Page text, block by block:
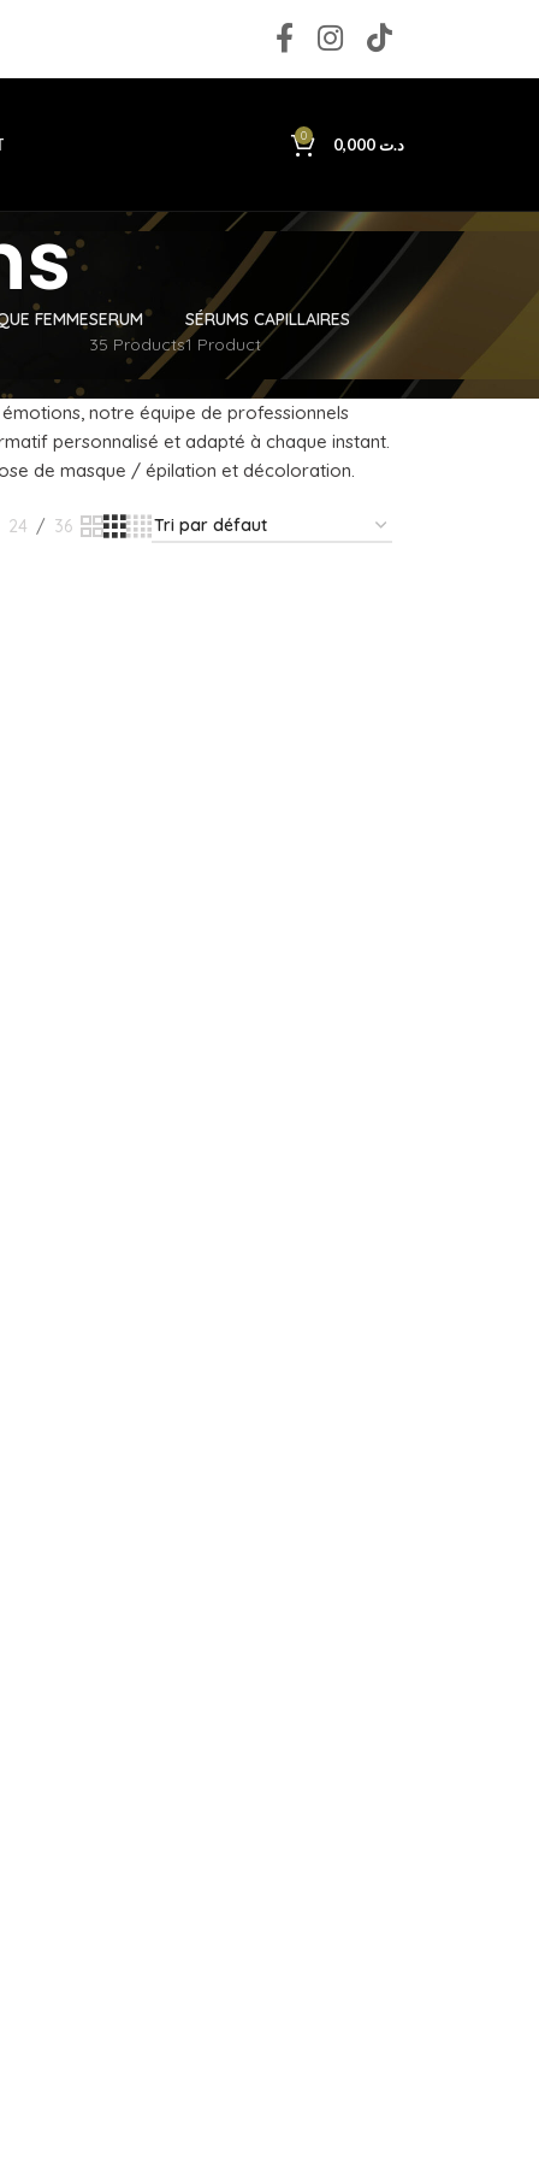
0 د.ت
FEMMESERUM
35 Products
SÉRUMS CAPILLAIRES
1 Product
notre équipe de professionnels
personnalisé et adapté à chaque instant.
de masque / épilation et décoloration.
24 36